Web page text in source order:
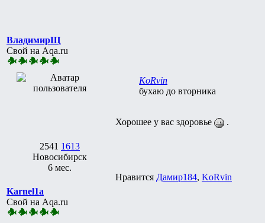
ВладимирЩ
Свой на Aqa.ru
2541 1613
Новосибирск
6 мес.
KoRvin
бухаю до вторника
Хорошее у вас здоровье .
Нравится Дамир184, KoRvin
Karnel1a
Свой на Aqa.ru